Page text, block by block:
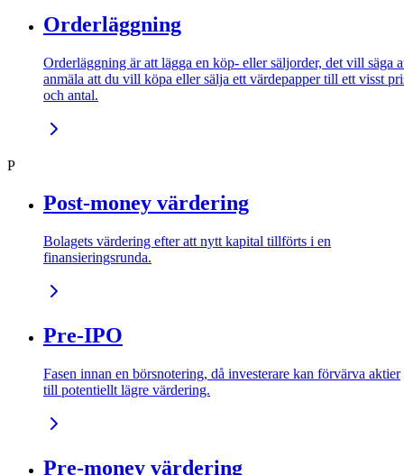
Orderläggning
Orderläggning är att lägga en köp- eller säljorder, det vill säga
anmäla att du vill köpa eller sälja ett värdepapper till ett visst
och antal.
P
Post-money värdering
Bolagets värdering efter att nytt kapital tillförts i en
finansieringsrunda.
Pre-IPO
Fasen innan en börsnotering, då investerare kan förvärva aktier
till potentiellt lägre värdering.
Pre-money värdering